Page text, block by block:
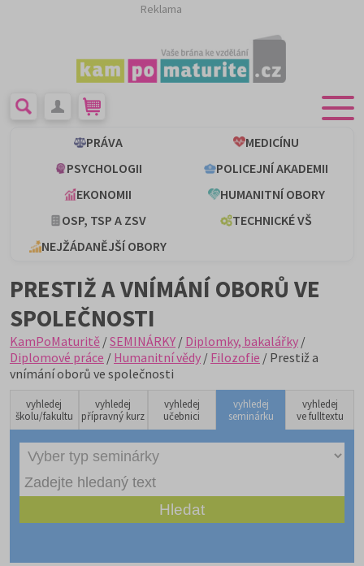
Reklama
PRÁVA
MEDICÍNU
PSYCHOLOGII
POLICEJNÍ AKADEMII
EKONOMII
HUMANITNÍ OBORY
OSP, TSP A ZSV
TECHNICKÉ VŠ
NEJŽÁDANĚJŠÍ OBORY
PRESTIŽ A VNÍMÁNÍ OBORŮ VE
SPOLEČNOSTI
KamPoMaturitě /SEMINÁRKY / Diplomky, bakalářky /
Diplomové práce / Humanitní vědy / Filozofie / Prestiž a
vnímání oborů ve společnosti
vyhledej
školu/fakultu
vyhledej
přípravný kurz
vyhledej
učebnici
vyhledej
seminárku
vyhledej
ve fulltextu